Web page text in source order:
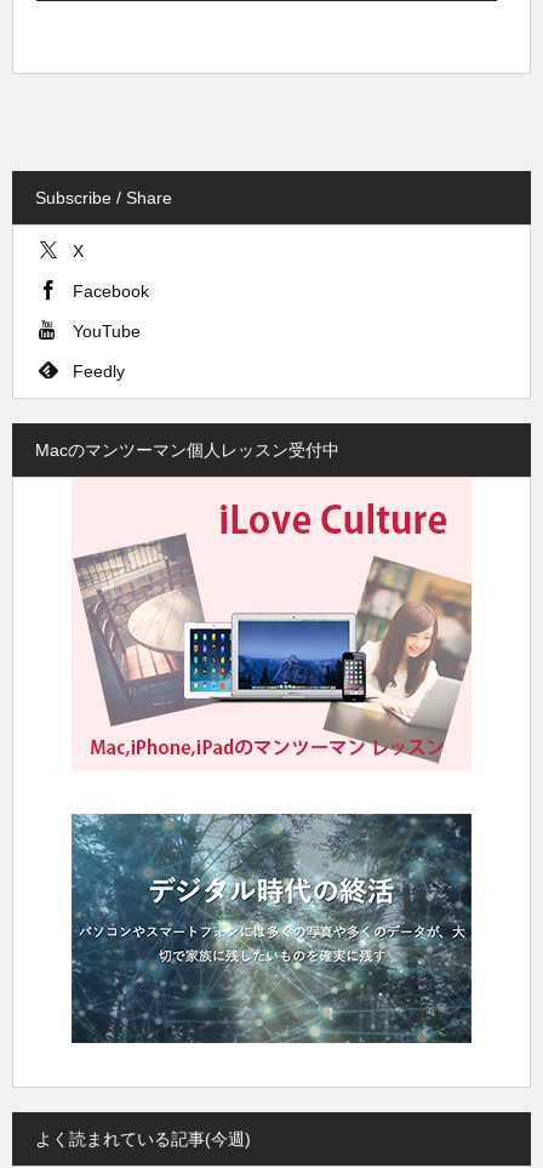
Subscribe / Share
X
Facebook
YouTube
Feedly
Macのマンツーマン個人レッスン受付中
よく読まれている記事(今週)